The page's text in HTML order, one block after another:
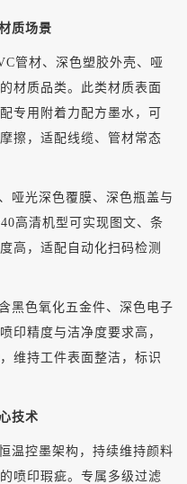
质场景
管材、深色塑胶外壳、哑
材质品类。此类材质表面
专用附着力配方墨水，可
擦，适配线缆、管材常态
哑光深色覆膜、深色瓶盖与
高清机型可实现图文、条
高，适配自动化扫码检测
黑色氧化五金件、深色电子
印精度与洁净度要求高，
维持工件表面整洁，标识
技术
温控墨架构，持续维持颜料
喷印瑕疵。专属多级过滤